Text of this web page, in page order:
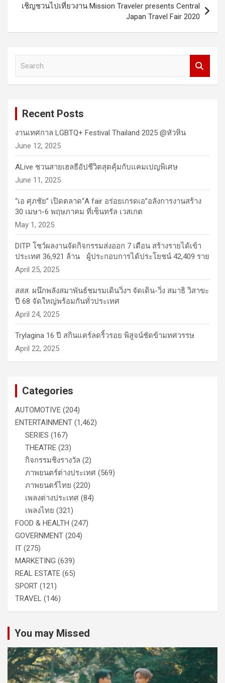
เชิญชวนไปเที่ยวงาน Mission Traveler presents Central
Japan Travel Fair 2020
Recent Posts
งานเทศกาล LGBTQ+ Festival Thailand 2025 @หัวหิน
June 12, 2025
ALive ชวนสายเฮลธีอัปชีวิตสุดคุ้มกับแคมเปญพิเศษ
June 11, 2025
“เอ ศุภชัย” เปิดตลาด“A fair อร่อยเกรดเอ”อลังการงานสร้าง
30 เมษา-6 พฤษภาคม ที่เซ็นทรัล เวสเกต
May 1, 2025
DITP โชว์ผลงานจัดกิจกรรมส่งออก 7 เดือน สร้างรายได้เข้า
ประเทศ 36,921 ล้าน ผู้ประกอบการได้ประโยชน์ 42,409 ราย
April 25, 2025
สสส. ผนึกพลังสมาพันธ์ชมรมเดินวิ่งฯ จัดเดิน-วิ่ง สมาธิ วิสาขะ
ปี 68 จัดใหญ่พร้อมกันทั่วประเทศ
April 24, 2025
Trylagina 16 ปี สกินแคร์ลดริ้วรอย พิสูจน์ชัดข้ามทศวรรษ
April 22, 2025
Categories
AUTOMOTIVE (204)
ENTERTAINMENT (1,462)
SERIES (167)
THEATRE (23)
กิจกรรมชิงรางวัล (2)
ภาพยนตร์ต่างประเทศ (569)
ภาพยนตร์ไทย (220)
เพลงต่างประเทศ (84)
เพลงไทย (321)
FOOD & HEALTH (247)
GOVERNMENT (204)
IT (275)
MARKETING (639)
REAL ESTATE (65)
SPORT (121)
TRAVEL (146)
You may Missed